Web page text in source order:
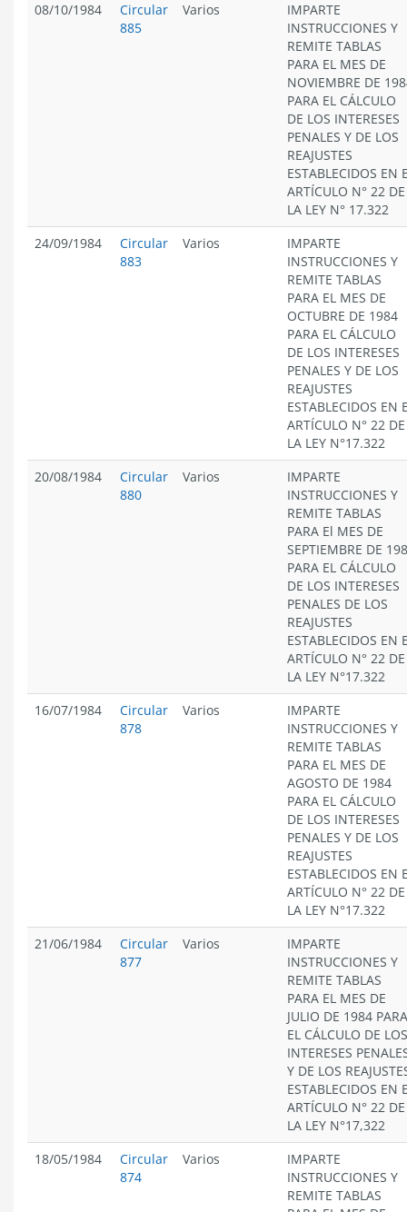
08/10/1984
Circular
885
Varios
IMPARTE
INSTRUCCIONES Y
REMITE TABLAS
PARA EL MES DE
NOVIEMBRE DE
PARA EL CÁLCULO
DE LOS INTERESES
PENALES Y DE LOS
REAJUSTES
ESTABLECIDOS EN
ARTÍCULO N° 22 DE
LA LEY N° 17.322
24/09/1984
Circular
883
Varios
IMPARTE
INSTRUCCIONES Y
REMITE TABLAS
PARA EL MES DE
OCTUBRE DE 1984
PARA EL CÁLCULO
DE LOS INTERESES
PENALES Y DE LOS
REAJUSTES
ESTABLECIDOS EN
ARTÍCULO N° 22 DE
LA LEY N°17.322
20/08/1984
Circular
880
Varios
IMPARTE
INSTRUCCIONES Y
REMITE TABLAS
PARA El MES DE
SEPTIEMBRE DE
PARA EL CÁLCULO
DE LOS INTERESES
PENALES DE LOS
REAJUSTES
ESTABLECIDOS EN
ARTÍCULO N° 22 DE
LA LEY N°17.322
16/07/1984
Circular
878
Varios
IMPARTE
INSTRUCCIONES Y
REMITE TABLAS
PARA EL MES DE
AGOSTO DE 1984
PARA EL CÁLCULO
DE LOS INTERESES
PENALES Y DE LOS
REAJUSTES
ESTABLECIDOS EN
ARTÍCULO N° 22 DE
LA LEY N°17.322
21/06/1984
Circular
877
Varios
IMPARTE
INSTRUCCIONES Y
REMITE TABLAS
PARA EL MES DE
JULIO DE 1984 PARA
EL CÁLCULO DE LOS
INTERESES
Y DE LOS
ESTABLECIDOS EN
ARTÍCULO N° 22 DE
LA LEY N°17,322
18/05/1984
Circular
874
Varios
IMPARTE
INSTRUCCIONES Y
REMITE TABLAS